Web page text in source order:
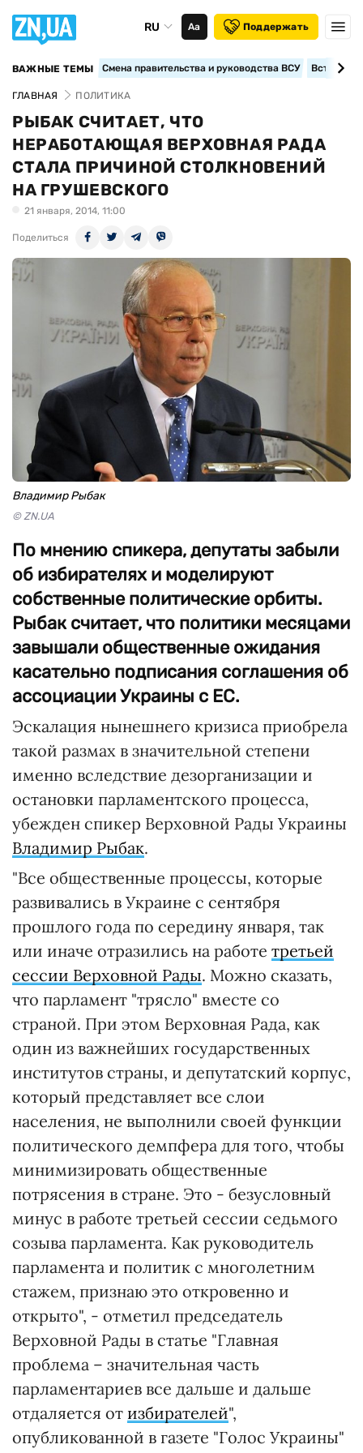
RU Аа Поддержать
ВАЖНЫЕ ТЕМЫ Смена правительства и руководства ВСУ
ГЛАВНАЯ ПОЛИТИКА
РЫБАК СЧИТАЕТ, ЧТО
НЕРАБОТАЮЩАЯ ВЕРХОВНАЯ РАДА
СТАЛА ПРИЧИНОЙ СТОЛКНОВЕНИЙ
НА ГРУШЕВСКОГО
21 января, 2014, 11:00
Поделиться
Владимир Рыбак
© ZN.UA
По мнению спикера, депутаты забыли
об избирателях и моделируют
собственные политические орбиты.
Рыбак считает, что политики месяцами
завышали общественные ожидания
касательно подписания соглашения об
ассоциации Украины с ЕС.
Эскалация нынешнего кризиса приобрела
такой размах в значительной степени
именно вследствие дезорганизации и
остановки парламентского процесса,
убежден спикер Верховной Рады Украины
Владимир Рыбак.
"Все общественные процессы, которые
развивались в Украине с сентября
прошлого года по середину января, так
или иначе отразились на работе третьей
сессии Верховной Рады. Можно сказать,
что парламент "трясло" вместе со
страной. При этом Верховная Рада, как
один из важнейших государственных
институтов страны, и депутатский корпус,
который представляет все слои
населения, не выполнили своей функции
политического демпфера для того, чтобы
минимизировать общественные
потрясения в стране. Это - безусловный
минус в работе третьей сессии седьмого
созыва парламента. Как руководитель
парламента и политик с многолетним
стажем, признаю это откровенно и
открыто", - отметил председатель
Верховной Рады в статье "Главная
проблема – значительная часть
парламентариев все дальше и дальше
отдаляется от избирателей",
опубликованной в газете "Голос Украины"